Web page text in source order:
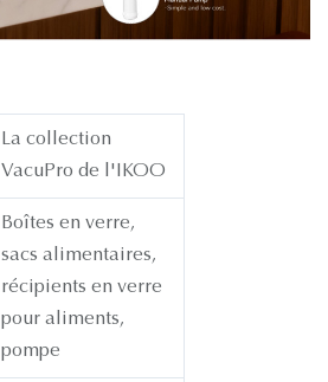
La collection
VacuPro de l'IKOO
Boîtes en verre,
sacs alimentaires,
récipients en verre
pour aliments,
pompe